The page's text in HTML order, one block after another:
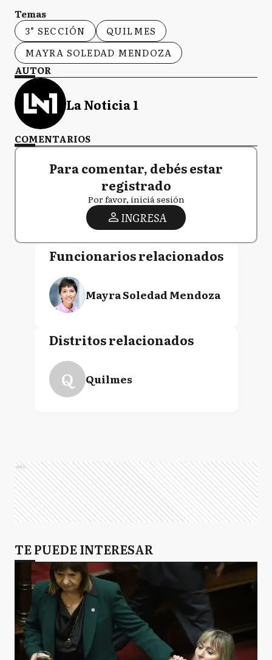
Temas
3° SECCIÓN
QUILMES
MAYRA SOLEDAD MENDOZA
AUTOR
La Noticia 1
COMENTARIOS
Para comentar, debés estar
registrado
Por favor, iniciá sesión
INGRESA
Funcionarios relacionados
Mayra Soledad Mendoza
Distritos relacionados
Q Quilmes
Ads
TE PUEDE INTERESAR